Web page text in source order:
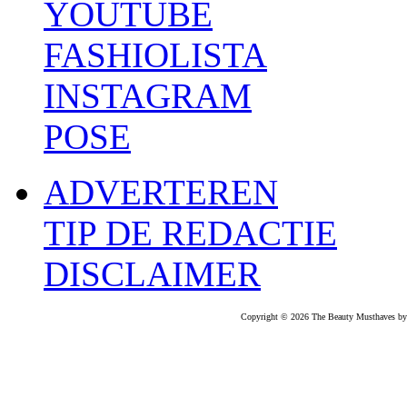
YOUTUBE
FASHIOLISTA
INSTAGRAM
POSE
ADVERTEREN
TIP DE REDACTIE
DISCLAIMER
Copyright © 2026 The Beauty Musthaves